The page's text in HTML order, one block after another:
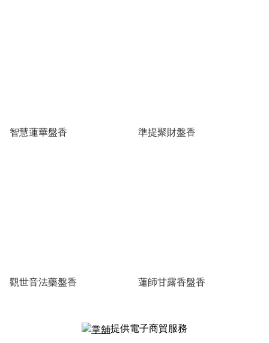
智慧蓮華盤香 準提聚財盤香
觀世音法藥盤香 蓮師甘露香盤香
提供電子商貿服務